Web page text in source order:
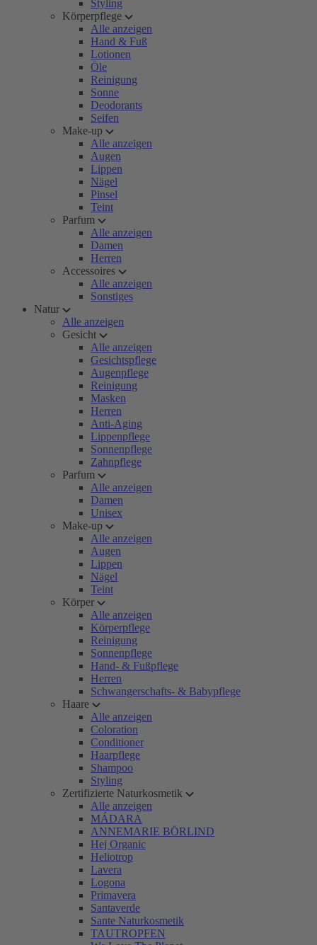
Styling
Körperpflege
Alle anzeigen
Hand & Fuß
Lotionen
Öle
Reinigung
Sonne
Deodorants
Seifen
Make-up
Alle anzeigen
Augen
Lippen
Nägel
Pinsel
Teint
Parfum
Alle anzeigen
Damen
Herren
Accessoires
Alle anzeigen
Sonstiges
Natur
Alle anzeigen
Gesicht
Alle anzeigen
Gesichtspflege
Augenpflege
Reinigung
Masken
Herren
Anti-Aging
Lippenpflege
Sonnenpflege
Zahnpflege
Parfum
Alle anzeigen
Damen
Unisex
Make-up
Alle anzeigen
Augen
Lippen
Nägel
Teint
Körper
Alle anzeigen
Körperpflege
Reinigung
Sonnenpflege
Hand- & Fußpflege
Herren
Schwangerschafts- & Babypflege
Haare
Alle anzeigen
Coloration
Conditioner
Haarpflege
Shampoo
Styling
Zertifizierte Naturkosmetik
Alle anzeigen
MÁDARA
ANNEMARIE BÖRLIND
Hej Organic
Heliotrop
Lavera
Logona
Primavera
Santaverde
Sante Naturkosmetik
TAUTROPFEN